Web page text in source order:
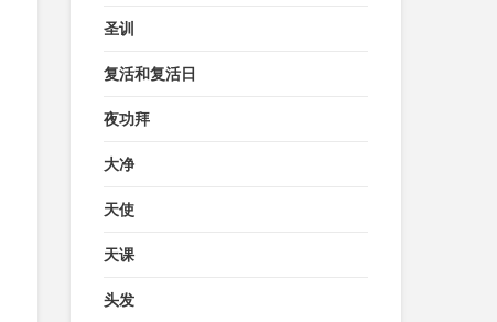
圣训
复活和复活日
夜功拜
大净
天使
天课
头发